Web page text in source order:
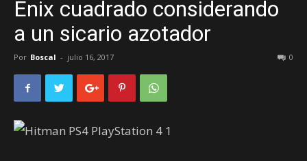
Enix cuadrado considerando
a un sicario azotador
Por Boscal - julio 16, 2017 0